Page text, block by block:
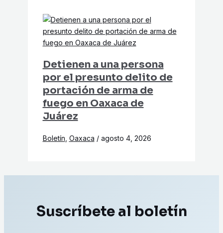
Detienen a una persona
por el presunto delito de
portación de arma de
fuego en Oaxaca de
Juárez
Boletín Oaxaca / agosto 4, 2026
Suscríbete al boletín